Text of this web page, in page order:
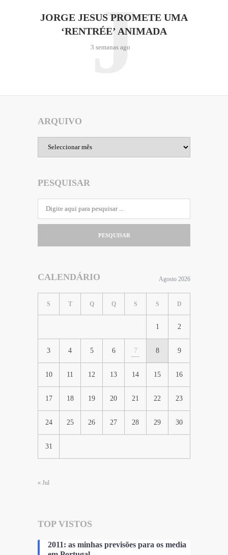
JORGE JESUS PROMETE UMA
‘RENTRÉE’ ANIMADA
3 semanas ago
J
ARQUIVO
PESQUISAR
PESQUISAR
CALENDÁRIO Agosto 2026
S T Q Q S S D
1 2
3 4 5 6 7 8 9
10 11 12 13 14 15 16
17 18 19 20 21 22 23
24 25 26 27 28 29 30
31
« Jul
TOP VISTOS
2011: as minhas previsões para os media